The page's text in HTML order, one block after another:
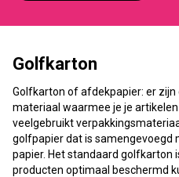
Golfkarton
Golfkarton of afdekpapier: er
materiaal waarmee je je
veelgebruikt
golfpapier dat is samengevoegd
papier. Het standaard golfkarton
producten optimaal beschermd